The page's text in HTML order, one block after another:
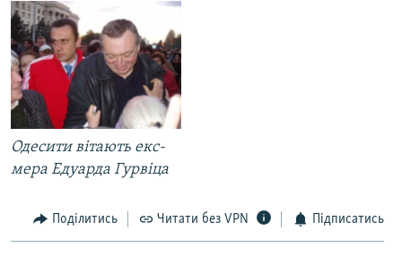
Одесити вітають екс-
мера Едуарда Гурвіца
Поділитись Читати без VPN Підписатись